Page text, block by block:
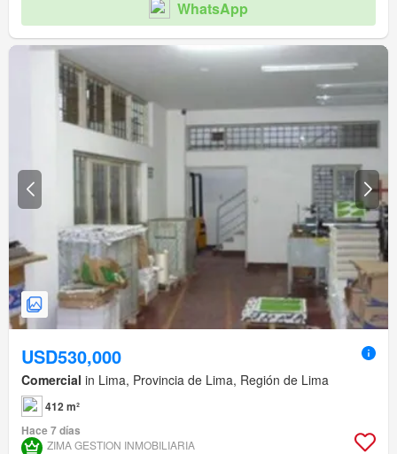
WhatsApp
USD530,000
Comercial in Lima, Provincia de Lima, Región de Lima
412 m²
Hace 7 días
ZIMA GESTION INMOBILIARIA